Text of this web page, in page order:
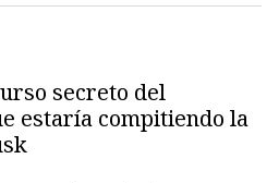
secreto del
estaría compitiendo la